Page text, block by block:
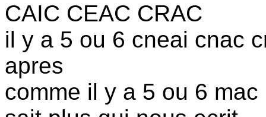
CAIC CEAC CRAC
il y a 5 ou 6 cneai cnac
apres
comme il y a 5 ou 6